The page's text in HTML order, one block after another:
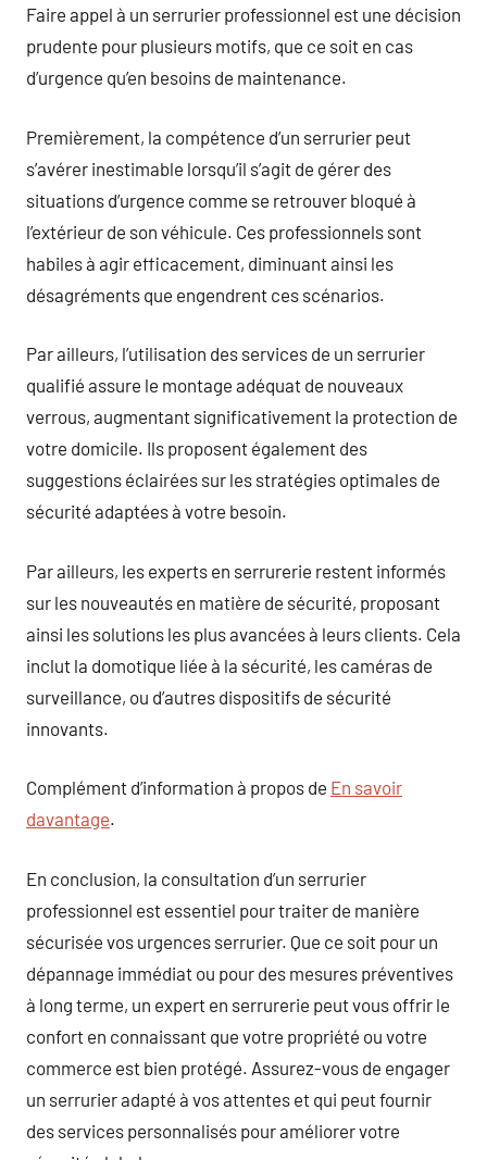
Faire appel à un serrurier professionnel est une décision
prudente pour plusieurs motifs, que ce soit en cas
d’urgence qu’en besoins de maintenance.
Premièrement, la compétence d’un serrurier peut
s’avérer inestimable lorsqu’il s’agit de gérer des
situations d’urgence comme se retrouver bloqué à
l’extérieur de son véhicule. Ces professionnels sont
habiles à agir efficacement, diminuant ainsi les
désagréments que engendrent ces scénarios.
Par ailleurs, l’utilisation des services de un serrurier
qualifié assure le montage adéquat de nouveaux
verrous, augmentant significativement la protection de
votre domicile. Ils proposent également des
suggestions éclairées sur les stratégies optimales de
sécurité adaptées à votre besoin.
Par ailleurs, les experts en serrurerie restent informés
sur les nouveautés en matière de sécurité, proposant
ainsi les solutions les plus avancées à leurs clients. Cela
inclut la domotique liée à la sécurité, les caméras de
surveillance, ou d’autres dispositifs de sécurité
innovants.
Complément d’information à propos de En savoir
davantage.
En conclusion, la consultation d’un serrurier
professionnel est essentiel pour traiter de manière
sécurisée vos urgences serrurier. Que ce soit pour un
dépannage immédiat ou pour des mesures préventives
à long terme, un expert en serrurerie peut vous offrir le
confort en connaissant que votre propriété ou votre
commerce est bien protégé. Assurez-vous de engager
un serrurier adapté à vos attentes et qui peut fournir
des services personnalisés pour améliorer votre